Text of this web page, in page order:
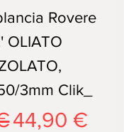
Rovere
OLIATO
3mm Clik_
Prezzo
44,90 €